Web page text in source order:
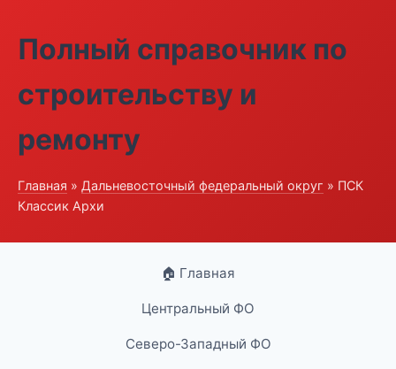
Полный справочник по
строительству и
ремонту
Главная » Дальневосточный федеральный округ » ПСК
Классик Архи
🏠 Главная
Центральный ФО
Северо-Западный ФО